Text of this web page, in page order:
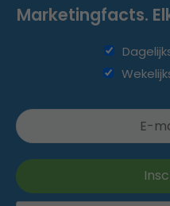
Marketingfacts.